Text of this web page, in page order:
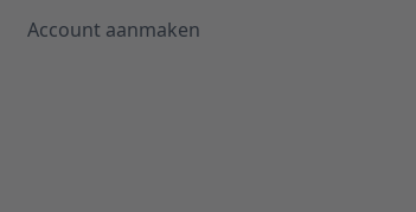
Account aanmaken